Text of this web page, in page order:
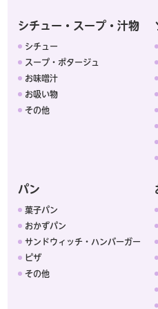
シチュー・スープ・汁物
シチュー
スープ・ポタージュ
お味噌汁
お吸い物
その他
パン
菓子パン
おかずパン
サンドウィッチ・ハンバーガー
ピザ
その他